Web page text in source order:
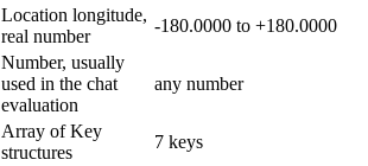
Location longitude,
real number
-180.0000 to +180.0000
Number, usually
used in the chat
evaluation
any number
Array of Key
structures
7 keys